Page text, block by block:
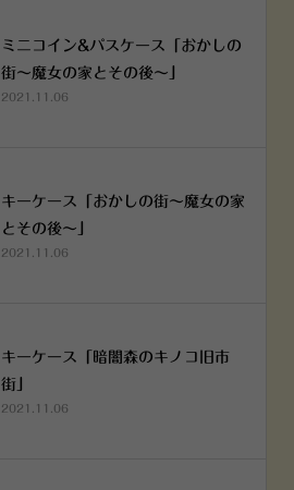
ミニコイン&パスケース「おかしの
街～魔女の家とその後～」
2021.11.06
キーケース「おかしの街～魔女の家
とその後～」
2021.11.06
キーケース「暗闇森のキノコ旧市
街」
2021.11.06